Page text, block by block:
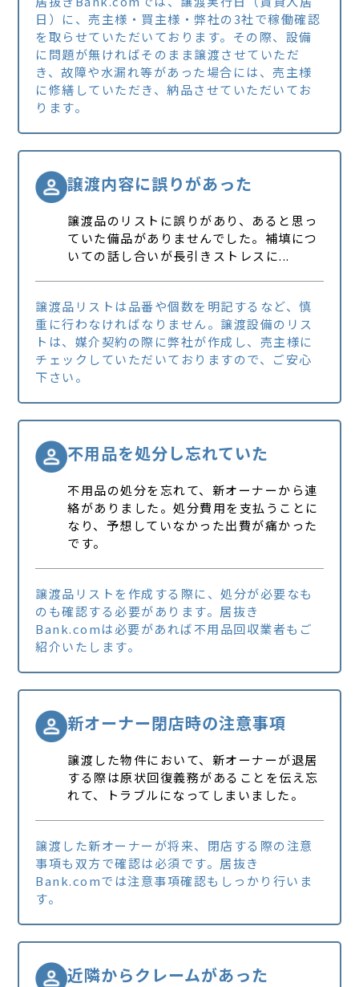
日）に、売主様・買主様・弊社の3社で稼働確認
を取らせていただいております。その際、設備
に問題が無ければそのまま譲渡させていただ
き、故障や水漏れ等があった場合には、売主様
に修繕していただき、納品させていただいてお
ります。
譲渡内容に誤りがあった
譲渡品のリストに誤りがあり、あると思っ
ていた備品がありませんでした。補填につ
いての話し合いが長引きストレスに...
譲渡品リストは品番や個数を明記するなど、慎
重に行わなければなりません。譲渡設備のリス
トは、媒介契約の際に弊社が作成し、売主様に
チェックしていただいておりますので、ご安心
下さい。
不用品を処分し忘れていた
不用品の処分を忘れて、新オーナーから連
絡がありました。処分費用を支払うことに
なり、予想していなかった出費が痛かった
です。
譲渡品リストを作成する際に、処分が必要なも
のも確認する必要があります。居抜き
Bank.comは必要があれば不用品回収業者もご
紹介いたします。
新オーナー閉店時の注意事項
譲渡した物件において、新オーナーが退居
する際は原状回復義務があることを伝え忘
れて、トラブルになってしまいました。
譲渡した新オーナーが将来、閉店する際の注意
事項も双方で確認は必須です。居抜き
Bank.comでは注意事項確認もしっかり行いま
す。
近隣からクレームがあった